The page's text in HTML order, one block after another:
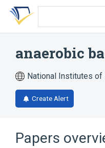
Skip
search
Skip
Skip
account
anaerobic
National Institutes of
Create Alert
Papers